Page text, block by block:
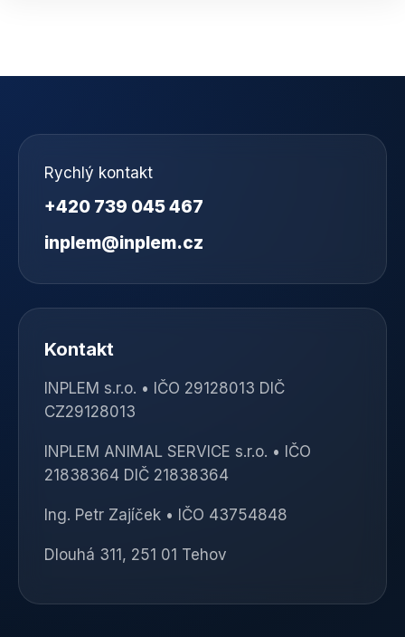
Rychlý kontakt
+420 739 045 467
inplem@inplem.cz
Kontakt
INPLEM s.r.o. • IČO 29128013 DIČ
CZ29128013
INPLEM ANIMAL SERVICE s.r.o. • IČO
21838364 DIČ 21838364
Ing. Petr Zajíček • IČO 43754848
Dlouhá 311, 251 01 Tehov